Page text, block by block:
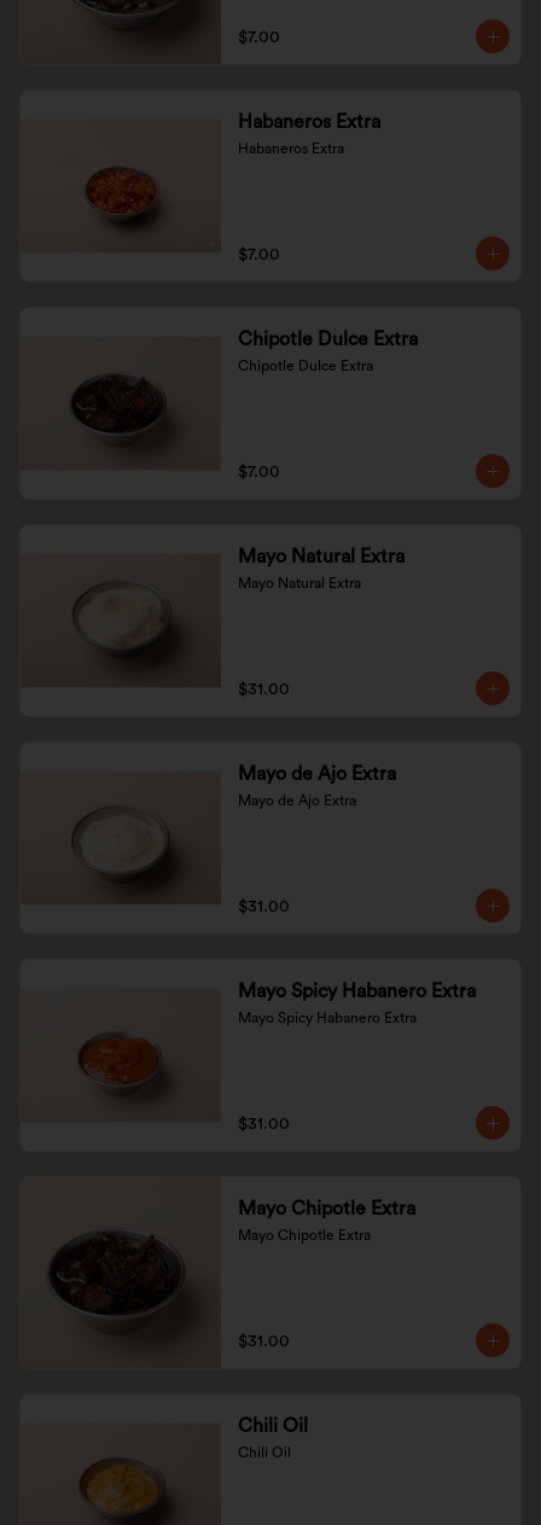
$7.00
Habaneros Extra
Habaneros Extra
$7.00
Chipotle Dulce Extra
Chipotle Dulce Extra
$7.00
Mayo Natural Extra
Mayo Natural Extra
$31.00
Mayo de Ajo Extra
Mayo de Ajo Extra
$31.00
Mayo Spicy Habanero Extra
Mayo Spicy Habanero Extra
$31.00
Mayo Chipotle Extra
Mayo Chipotle Extra
$31.00
Chili Oil
Chili Oil